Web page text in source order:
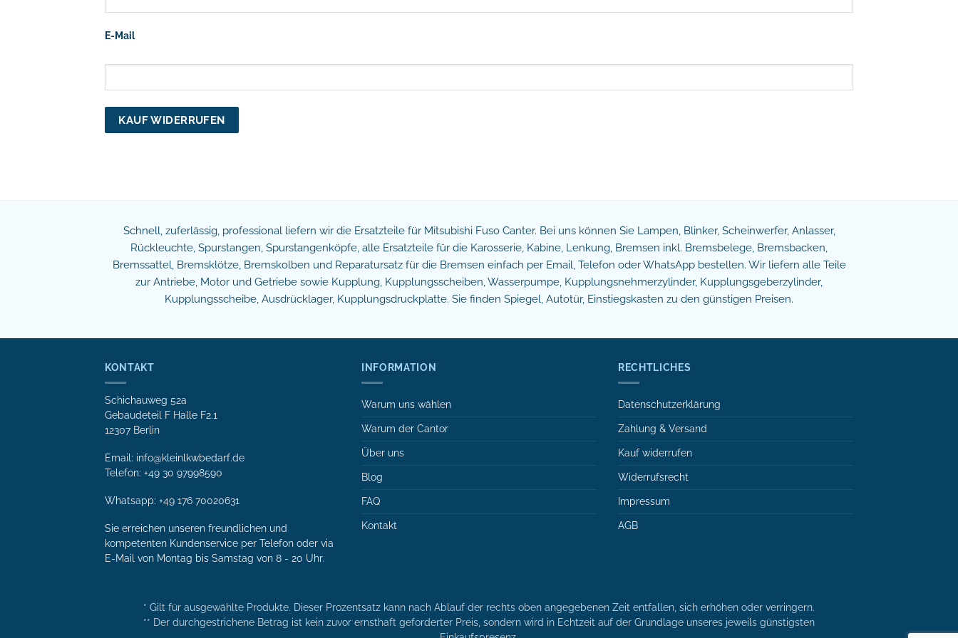
E-Mail
KAUF WIDERRUFEN
Schnell, zuferlässig, professional liefern wir die Ersatzteile für Mitsubishi Fuso Canter. Bei uns können Sie Lampen, Blinker, Scheinwerfer, Anlasser,
Rückleuchte, Spurstangen, Spurstangenköpfe, alle Ersatzteile für die Karosserie, Kabine, Lenkung, Bremsen inkl. Bremsbelege, Bremsbacken,
Bremssattel, Bremsklötze, Bremskolben und Reparatursatz für die Bremsen einfach per Email, Telefon oder WhatsApp bestellen. Wir liefern alle Teile
zur Antriebe, Motor und Getriebe sowie Kupplung, Kupplungsscheiben, Wasserpumpe, Kupplungsnehmerzylinder, Kupplungsgeberzylinder,
Kupplungsscheibe, Ausdrücklager, Kupplungsdruckplatte. Sie finden Spiegel, Autotür, Einstiegskasten zu den günstigen Preisen.
KONTAKT
Schichauweg 52a
Gebaudeteil F Halle F2.1
12307 Berlin
Email: info@kleinlkwbedarf.de
Telefon: +49 30 97998590
Whatsapp: +49 176 70020631
Sie erreichen unseren freundlichen und
kompetenten Kunden­service per Tele­fon oder via
E-Mail von Mon­tag bis Samstag von 8 - 20 Uhr.
INFORMATION
Warum uns wählen
Warum der Cantor
Über uns
Blog
FAQ
Kontakt
RECHTLICHES
Datenschutzerklärung
Zahlung & Versand
Kauf widerrufen
Widerrufsrecht
Impressum
AGB
* Gilt für ausgewählte Produkte. Dieser Prozentsatz kann nach Ablauf der rechts oben angegebenen Zeit entfallen, sich erhöhen oder verringern.
** Der durchgestrichene Betrag ist kein zuvor ernsthaft geforderter Preis, sondern wird in Echtzeit auf der Grundlage unseres jeweils günstigsten